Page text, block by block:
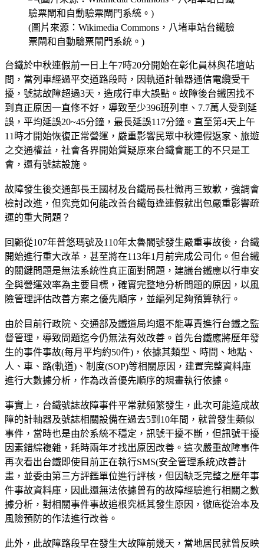
(圖片來源：Wikimedia Commons，八堵車站台鐵驗
票閘和自動驗票閘門系統。)
台鐵於中秋連假前一日上午7時20分開始在彰化員林與花壇站
間，當列車經過平交道路段時，因軌道計軸器通信電纜受干
擾，號誌故障超過3天，造成行車大誤點。故障後台鐵因找不
到真正原因一直修不好，導致至少396班列車、7.7萬人受到延
誤，平均延誤20~45分鐘，最長延誤117分鐘。直至第4天上午
11時才開始恢復正常營運，嚴重影響民眾中秋連假返家、旅遊
之交通權益，社會各界開始質疑原來台鐵會罷工的不只是工
會，還有號誌設施。
故障發生後交通部長王國材及台鐵局長杜微再三致歉，強調會
檢討改進，但究竟如何能改善台鐵每逢連假就出包嚴重影響疏
運的重大問題？
回顧從107年普悠瑪號及110年太魯閣號發生嚴重事故後，台鐵
開始進行重大改革，甚至將在113年1月前完成公司化。但台鐵
的關鍵問題是無法系統性真正面對問題，建議台鐵應以行車安
全與營運效率為主要目標，確實完整地分析問題的原因，以風
險管理評估改善方案之優先順序，並編列足夠預算執行。
由於目前行政院、交通部及鐵道局均還不能專責進行台鐵之監
督管理，導致問題迄今仍無法有效改善。首先台鐵應將歷年發
生的事件事故(每月平均約50件)，依據其類型、時間、地點、
人、車、路(軌道)、制度(SOP)等相關原因，建置完整資料庫
進行大數據分析，作為改善優先順序的規畫執行依據。
事實上，台鐵號誌故障事件平常就頻繁發生，此次可能造成故
障的計軸器及號誌相關設備在過去5到10年間，就曾發生類似
事件，當時也是由於系統不穩定，訊號干擾不斷，但訊號干擾
因素錯綜複雜，耗時兩年才找出原因改善。這次嚴重故障事件
再次看出台鐵即使目前正在執行SMS(安全管理系統)改善計
畫，並委由第三方評鑑單位進行評核，但因缺乏完整之歷年事
件事故資料庫，因此還無法依據曾有的故障經驗進行相關之數
據分析，對相關事件事故追根究柢其發生原因，徹底從治本及
風險預防的作法進行改善。
此外，此故障路段早在發生大故障前幾天，當地居民就曾反映